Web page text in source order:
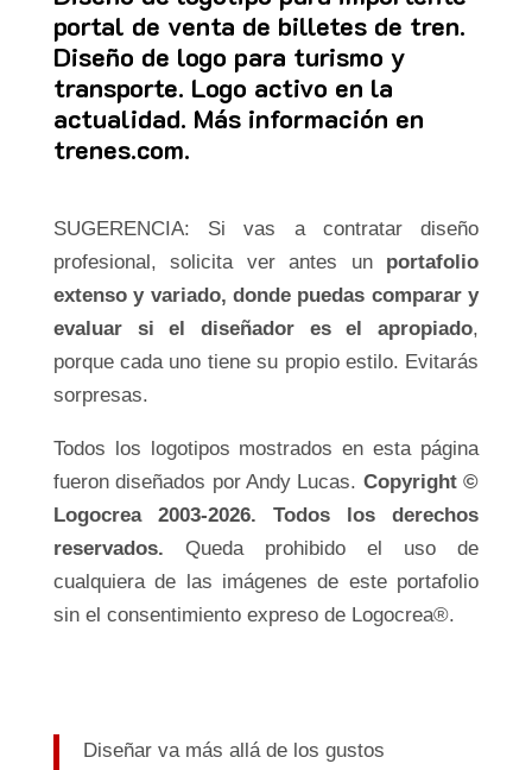
portal de venta de billetes de tren.
Diseño de logo para turismo y
transporte. Logo activo en la
actualidad. Más información en
trenes.com.
SUGERENCIA: Si vas a contratar diseño
profesional, solicita ver antes un portafolio
extenso y variado, donde puedas comparar y
evaluar si el diseñador es el apropiado,
porque cada uno tiene su propio estilo. Evitarás
sorpresas.
Todos los logotipos mostrados en esta página
fueron diseñados por Andy Lucas. Copyright ©
Logocrea 2003-2026. Todos los derechos
reservados. Queda prohibido el uso de
cualquiera de las imágenes de este portafolio
sin el consentimiento expreso de Logocrea®.
Diseñar va más allá de los gustos